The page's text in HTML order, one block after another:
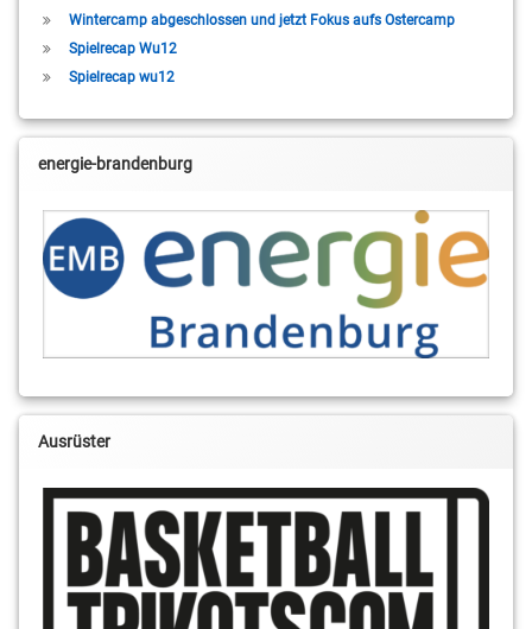
Wintercamp abgeschlossen und jetzt Fokus aufs Ostercamp
Spielrecap Wu12
Spielrecap wu12
energie-brandenburg
Ausrüster